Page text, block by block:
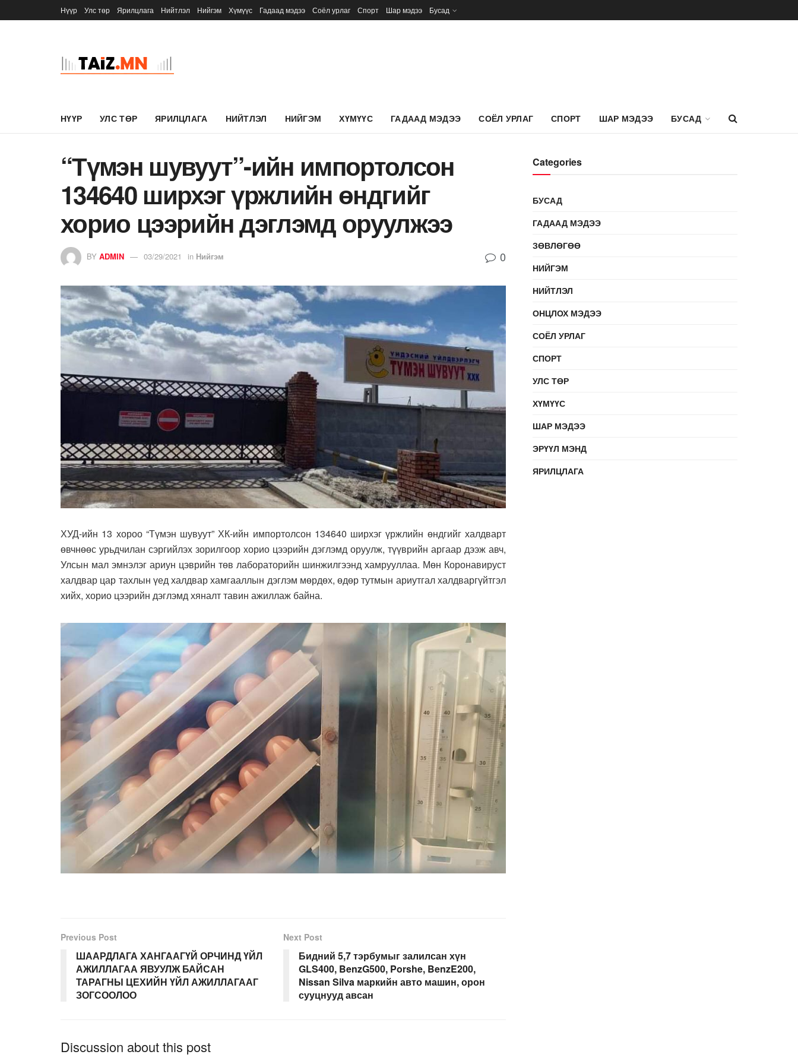
Нүүр Улс төр Ярилцлага Нийтлэл Нийгэм Хүмүүс Гадаад мэдээ Соёл урлаг Спорт Шар мэдээ Бусад
НҮҮР УЛС ТӨР ЯРИЛЦЛАГА НИЙТЛЭЛ НИЙГЭМ ХҮМҮҮС ГАДААД МЭДЭЭ СОЁЛ УРЛАГ СПОРТ ШАР МЭДЭЭ БУСАД
“Түмэн шувуут”-ийн импортолсон
134640 ширхэг үржлийн өндгийг
хорио цээрийн дэглэмд оруулжээ
BY ADMIN 03/29/2021 in Нийгэм 0
ХУД-ийн 13 хороо “Түмэн шувуут” ХК-ийн импортолсон 134640 ширхэг үржлийн өндгийг халдварт
өвчнөөс урьдчилан сэргийлэх зорилгоор хорио цээрийн дэглэмд оруулж, түүврийн аргаар дээж авч,
Улсын мал эмнэлэг ариун цэврийн төв лабораторийн шинжилгээнд хамрууллаа. Мөн Коронавируст
халдвар цар тахлын үед халдвар хамгааллын дэглэм мөрдөх, өдөр тутмын ариутгал халдваргүйтгэл
хийх, хорио цээрийн дэглэмд хяналт тавин ажиллаж байна.
Previous Post
ШААРДЛАГА ХАНГААГҮЙ ОРЧИНД ҮЙЛ
АЖИЛЛАГАА ЯВУУЛЖ БАЙСАН
ТАРАГНЫ ЦЕХИЙН ҮЙЛ АЖИЛЛАГААГ
ЗОГСООЛОО
Next Post
Бидний 5,7 тэрбумыг залилсан хүн
GLS400, BenzG500, Porshe, BenzE200,
Nissan Silva маркийн авто машин, орон
сууцнууд авсан
Discussion about this post
Categories
БУСАД
ГАДААД МЭДЭЭ
ЗӨВЛӨГӨӨ
НИЙГЭМ
НИЙТЛЭЛ
ОНЦЛОХ МЭДЭЭ
СОЁЛ УРЛАГ
СПОРТ
УЛС ТӨР
ХҮМҮҮС
ШАР МЭДЭЭ
ЭРҮҮЛ МЭНД
ЯРИЛЦЛАГА